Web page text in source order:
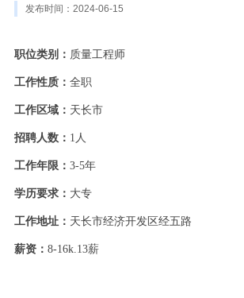
发布时间：2024-06-15
职位类别 ： 质量工程师
工作性质： 全职
工作区域： 天长市
招聘人数： 1 人
工作年限： 3-5年
学历要求： 大专
工作地址： 天长市经济开发区经五路
薪资： 8-16k.13薪